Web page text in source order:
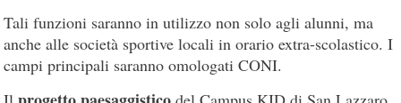
Tali funzioni saranno in utilizzo non solo agli alunni, ma
anche alle società sportive locali in orario extra-scolastico. I
campi principali saranno omologati CONI.